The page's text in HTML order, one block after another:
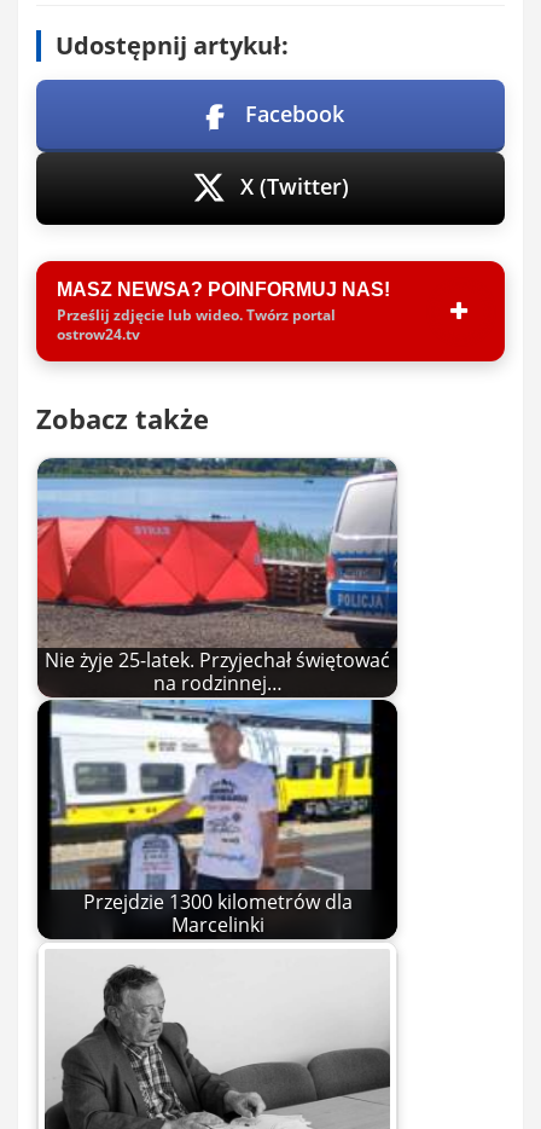
Udostępnij artykuł:
Facebook
X (Twitter)
MASZ NEWSA? POINFORMUJ NAS!
Prześlij zdjęcie lub wideo. Twórz portal
ostrow24.tv
Zobacz także
Nie żyje 25-latek. Przyjechał świętować
na rodzinnej…
Przejdzie 1300 kilometrów dla
Marcelinki